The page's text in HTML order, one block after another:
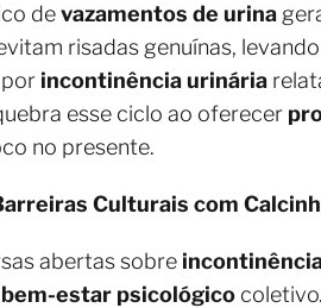
devazamentos de urina
risadas genuínas,
incontinência urinária
esse ciclo ao oferecer
no presente.
Culturais com
abertas sobre
bem-estar psicológico